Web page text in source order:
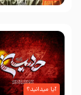
آیا میدانید؟